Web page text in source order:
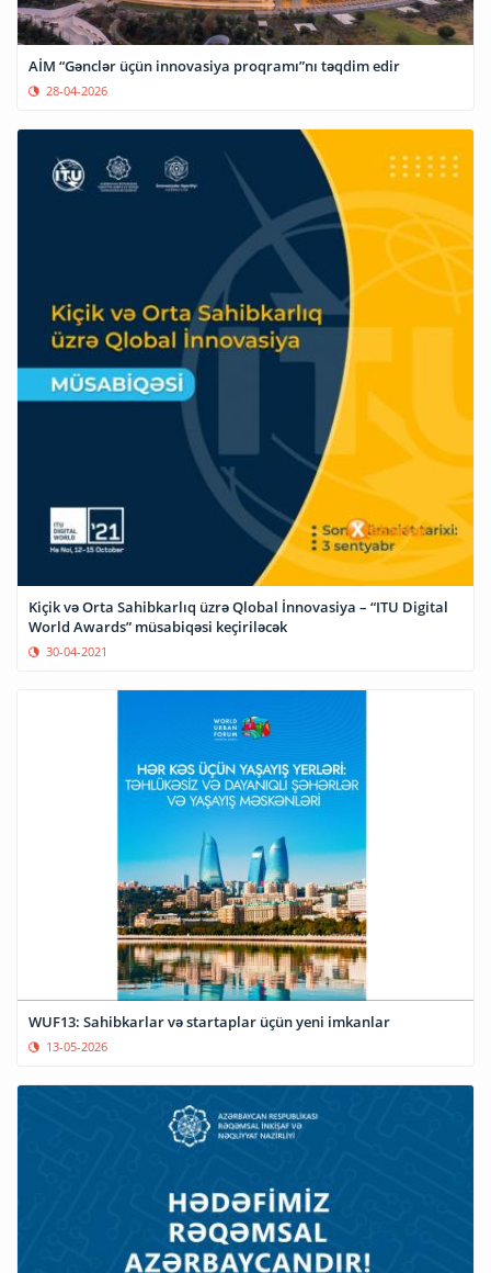
AİM “Gənclər üçün innovasiya proqramı”nı təqdim edir
28-04-2026
Kiçik və Orta Sahibkarlıq üzrə Qlobal İnnovasiya – “ITU Digital
World Awards” müsabiqəsi keçiriləcək
30-04-2021
WUF13: Sahibkarlar və startaplar üçün yeni imkanlar
13-05-2026